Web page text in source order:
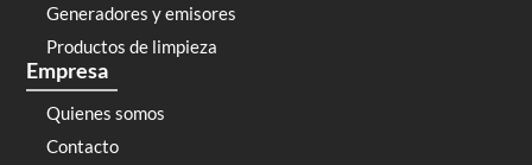
Generadores y emisores
Productos de limpieza
Empresa
Quienes somos
Contacto